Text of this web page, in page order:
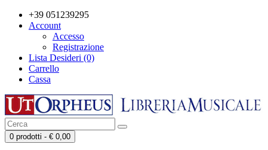
+39 051239295
Account
Accesso
Registrazione
Lista Desideri (0)
Carrello
Cassa
0 prodotti - € 0,00